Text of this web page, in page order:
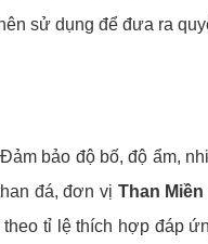
sử dụng để đưa ra
bảo độ bố, độ ẩm,
đá, đơn vị Than Miền
tỉ lệ thích hợp đáp